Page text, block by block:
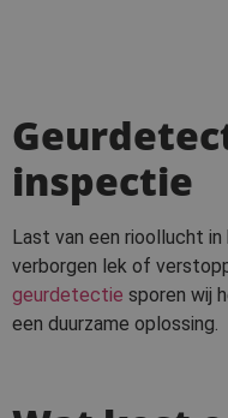
inspectie
Last van een rioollucht in
verborgen lek of
geurdetectie sporen wij
een duurzame oplossing.